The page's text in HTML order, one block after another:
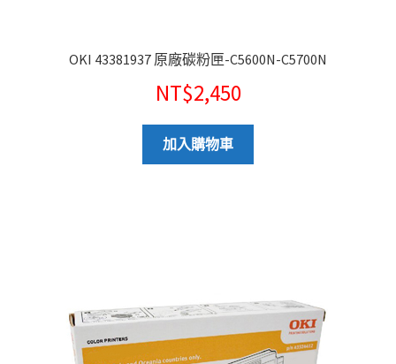
OKI 43381937 原廠碳粉匣-C5600N-C5700N
NT$2,450
加入購物車